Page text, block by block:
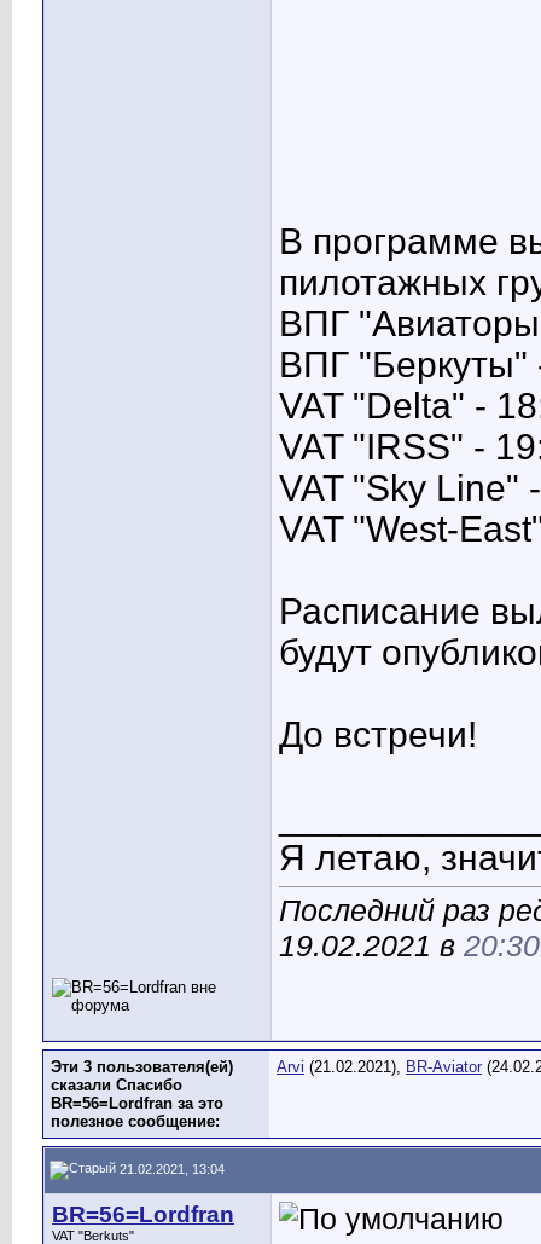
В программе
пилотажных
ВПГ
ВПГ "Беркуты"
VAT "Delta" -
VAT "IRSS" -
VAT "Sky Line"
VAT "West-
Расписание
будут
До встречи!
Я летаю,
Последний раз
19.02.2021 в 20:30
Эти 3 пользователя(ей)
сказали Спасибо
BR=56=Lordfran за это
полезное сообщение:
Arvi (21.02.2021), BR-Aviator
21.02.2021, 13:04
BR=56=Lordfran
VAT "Berkuts"